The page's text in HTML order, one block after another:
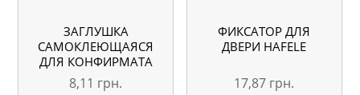
ЗАГЛУШКА
САМОКЛЕЮЩАЯСЯ
ДЛЯ КОНФИРМАТА
0288 СЕРАЯ
8,11 грн.
ФИКСАТОР ДЛЯ
ДВЕРИ HAFELE
17,87 грн.